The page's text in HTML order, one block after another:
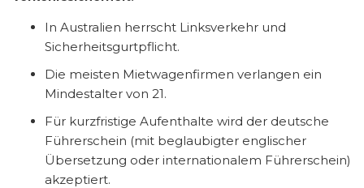
In Australien herrscht Linksverkehr und
Sicherheitsgurtpflicht.
Die meisten Mietwagenfirmen verlangen ein
Mindestalter von 21.
Für kurzfristige Aufenthalte wird der deutsche
Führerschein (mit beglaubigter englischer
Übersetzung oder internationalem Führerschein)
akzeptiert.